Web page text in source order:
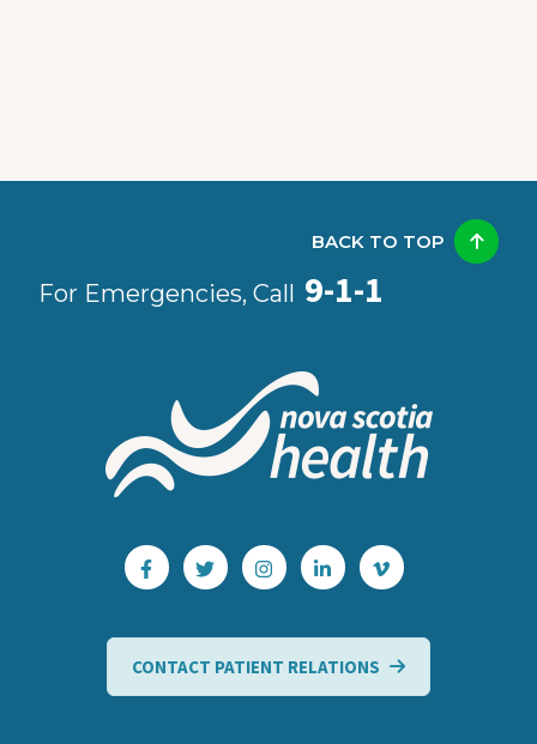
For Emergencies, Call 9-1-1
BACK TO TOP
CONTACT PATIENT RELATIONS